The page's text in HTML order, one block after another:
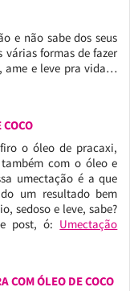
e não sabe dos seus
várias formas de fazer
ame e leve pra vida…
o óleo de pracaxi,
com o óleo e
umectação é a que
um resultado bem
sedoso e leve, sabe?
post, ó: Umectação
COM ÓLEO DE COCO